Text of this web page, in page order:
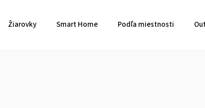
Žiarovky Smart Home Podľa miestnosti